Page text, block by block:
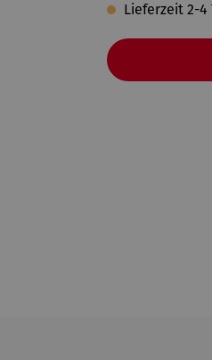
Lieferzeit 2-4